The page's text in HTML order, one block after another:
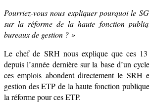
Pourriez-vous nous expliquer pourquoi le
sur la réforme de la haute fonction
bureaux de gestion ? »
Le chef de SRH nous explique que ces
depuis l’année dernière sur la base d’un cycle
ces emplois abondent directementle SRH
gestion des ETP de la haute fonction
la réforme pour ces ETP.